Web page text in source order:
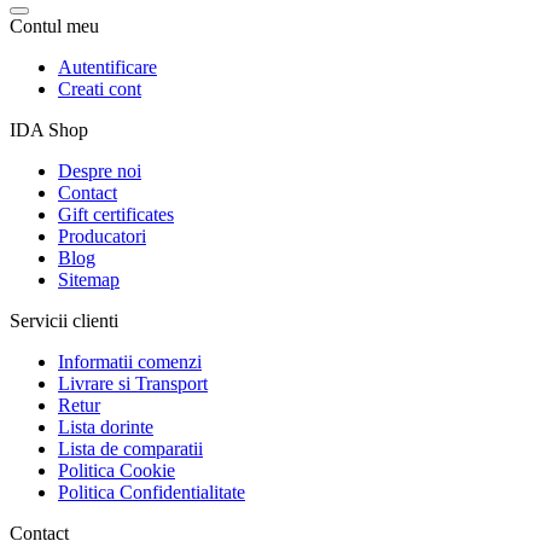
Contul meu
Autentificare
Creati cont
IDA Shop
Despre noi
Contact
Gift certificates
Producatori
Blog
Sitemap
Servicii clienti
Informatii comenzi
Livrare si Transport
Retur
Lista dorinte
Lista de comparatii
Politica Cookie
Politica Confidentialitate
Contact